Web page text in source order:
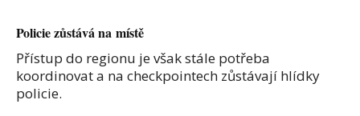
Policie zůstává na místě
Přístup do regionu je však stále potřeba
koordinovat a na checkpointech zůstávají hlídky
policie.